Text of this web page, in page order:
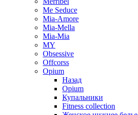
Me Seduce
Mia-Amore
Mia-Mella
Mia-Mia
MY
Obsessive
Offcorss
Opium
Назад
Opium
Купальники
Fitness collection